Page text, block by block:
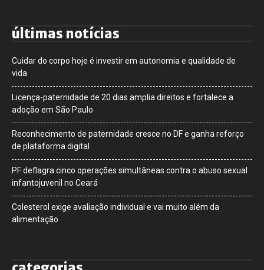
últimas notícias
Cuidar do corpo hoje é investir em autonomia e qualidade de
vida
Licença-paternidade de 20 dias amplia direitos e fortalece a
adoção em São Paulo
Reconhecimento de paternidade cresce no DF e ganha reforço
de plataforma digital
PF deflagra cinco operações simultâneas contra o abuso sexual
infantojuvenil no Ceará
Colesterol exige avaliação individual e vai muito além da
alimentação